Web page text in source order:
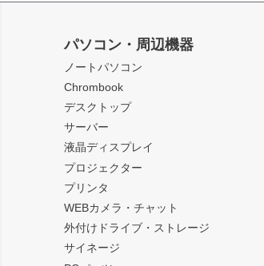
パソコン・周辺機器
ノートパソコン
Chrombook
デスクトップ
サーバー
液晶ディスプレイ
プロジェクター
プリンタ
WEBカメラ・チャット
外付けドライブ・ストレージ
サイネージ